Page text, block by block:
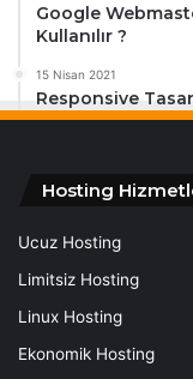
Google
Kullanılır ?
15 Nisan 2021
Responsive
Hosting
Ucuz Hosting
Limitsiz Hosting
Linux Hosting
Ekonomik Hosting